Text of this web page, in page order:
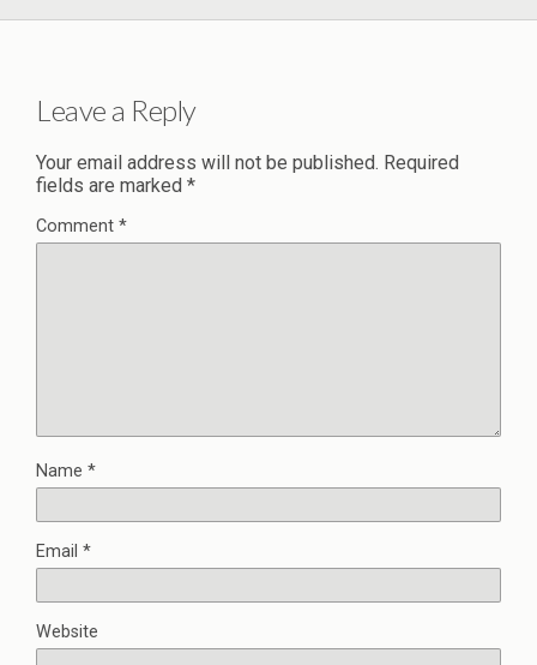
Leave a Reply
Your email address will not be published. Required
fields are marked *
Comment *
Name *
Email *
Website